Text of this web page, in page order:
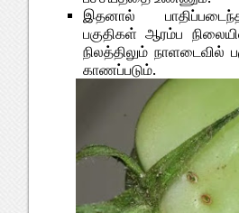
இதனால்
பகுதிகள் ஆரம்ப
நிலத்திலும் நாளடைவில்
காணப்படும்.